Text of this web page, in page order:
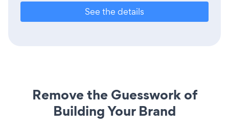
See the details
Remove the Guesswork of
Building Your Brand